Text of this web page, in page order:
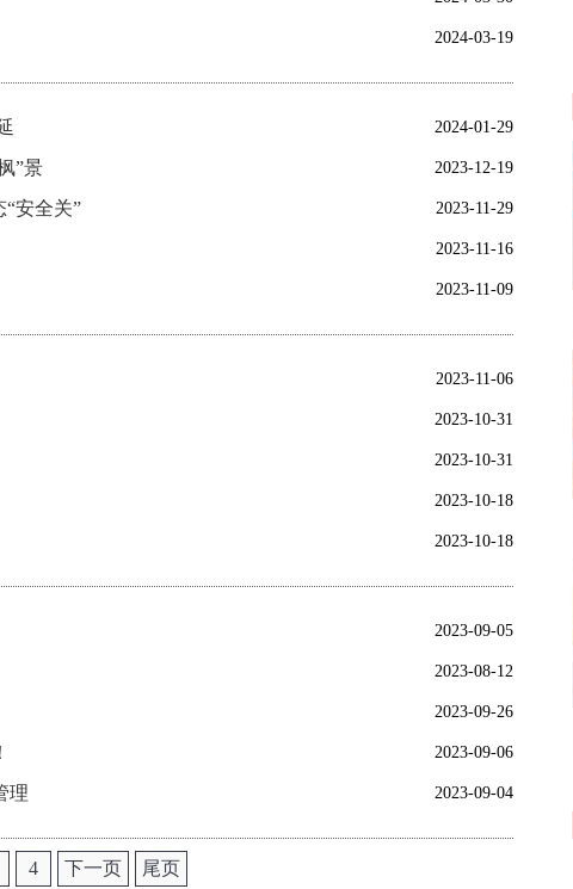
2024-03-19
2024-01-29
2023-12-19
”景
2023-11-29
安全关”
2023-11-16
2023-11-09
2023-11-06
2023-10-31
2023-10-31
2023-10-18
2023-10-18
2023-09-05
2023-08-12
2023-09-26
2023-09-06
2023-09-04
理
4 下一页 尾页